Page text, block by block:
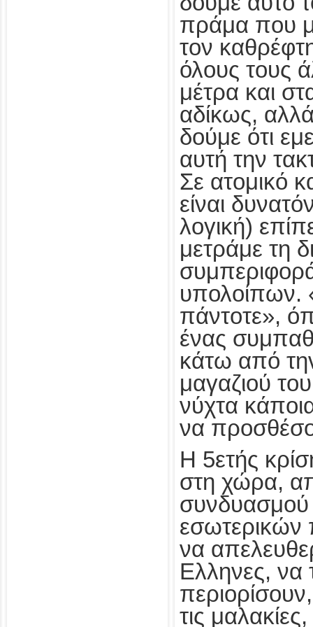
πράμα που
τον
όλους τους
μέτρα και
αδίκως,
δούμε ότι
αυτή την
Σε ατομικό
είναι
λογική)
μετράμε τη
υπολοίπων.
πάντοτε»,
ένας
κάτω από
μαγαζιού
νύχτα
να
Η 5ετής
στη χώρα,
συνδυασμού
εσωτερικών
να
Ελληνες, να
τις